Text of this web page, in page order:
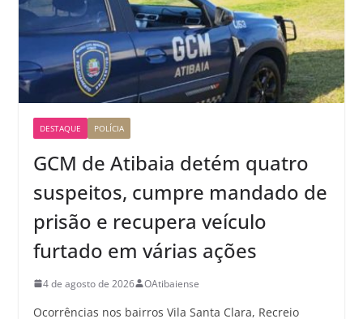
DESTAQUE POLÍCIA
GCM de Atibaia detém quatro
suspeitos, cumpre mandado de
prisão e recupera veículo
furtado em várias ações
4 de agosto de 2026 OAtibaiense
Ocorrências nos bairros Vila Santa Clara, Recreio